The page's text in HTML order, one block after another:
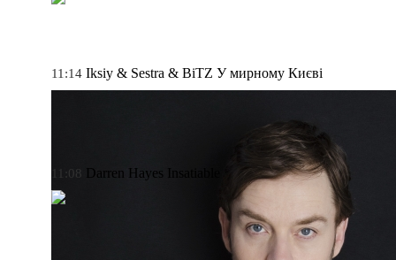
11:14 Iksiy & Sestra & BiTZ У мирному Києві
11:08 Darren Hayes Insatiable